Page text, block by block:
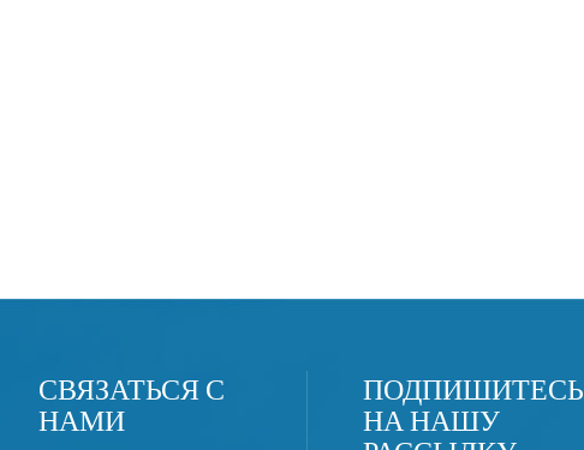
СВЯЗАТЬСЯ С
НАМИ
ПОДПИШИТЕСЬ
НА НАШУ